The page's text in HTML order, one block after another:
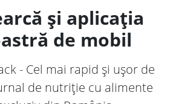
și aplicația
de mobil
- Cel mai rapid și ușor de
de nutriție cu alimente